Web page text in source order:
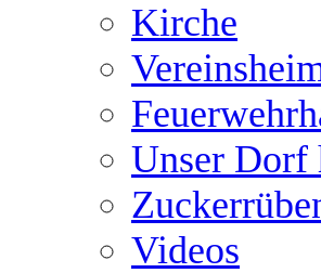
Kirche
Unser Dorf
Videos